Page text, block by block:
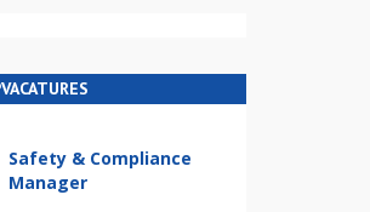
Safety & Compliance
Manager